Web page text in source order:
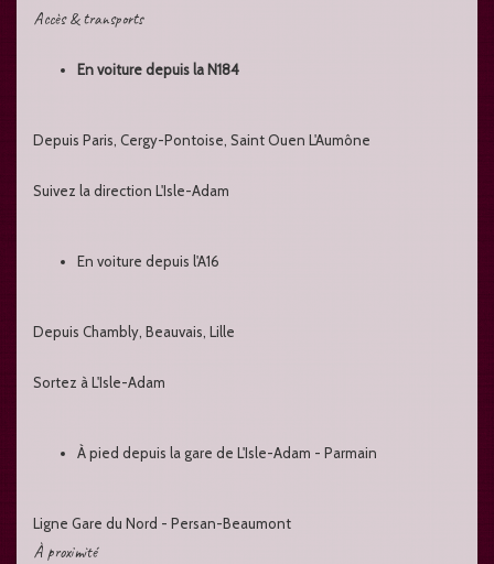
Accès & transports
En voiture depuis la N184
Depuis Paris, Cergy-Pontoise, Saint Ouen L'Aumône
Suivez la direction L'Isle-Adam
En voiture depuis l'A16
Depuis Chambly, Beauvais, Lille
Sortez à L'Isle-Adam
À pied depuis la gare de L'Isle-Adam - Parmain
Ligne Gare du Nord - Persan-Beaumont
À proximité